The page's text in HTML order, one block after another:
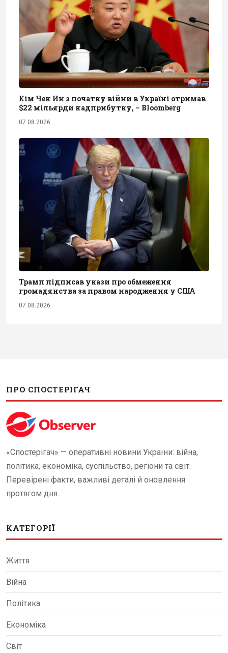
Кім Чен Ин з початку війни в Україні отримав
$22 мільярди надприбутку, – Bloomberg
07.08.2026
Трамп підписав укази про обмеження
громадянства за правом народження у США
07.08.2026
ПРО СПОСТЕРІГАЧ
«Спостерігач» — оперативні новини України: війна,
політика, економіка, суспільство, регіони та світ.
Перевірені факти, важливі деталі й оновлення
протягом дня.
КАТЕГОРІЇ
Життя
Війна
Політика
Економіка
Світ